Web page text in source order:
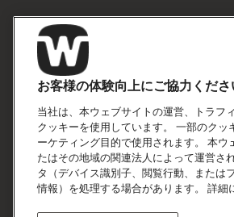
お客様の体験向上にご協力くださ
当社は、本ウェブサイトの運営、トラフ
クッキーを使用しています。 一部のク
ーケティング目的で使用されます。 本
たはその地域の関連法人によって運営さ
タ（デバイス識別子、閲覧行動、または
情報）を処理する場合があります。 詳細